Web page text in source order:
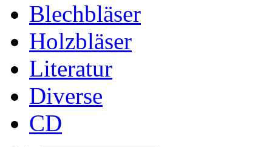
Blechbläser
Holzbläser
Literatur
Diverse
CD